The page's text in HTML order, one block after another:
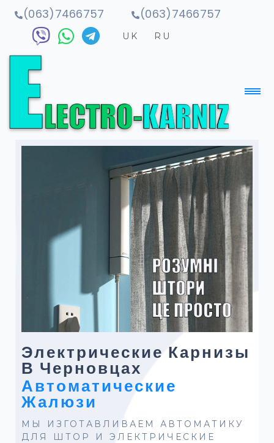
(063)7466757 (063)7466757
UK RU
Электрические Карнизы
В Черновцах
Автоматические
Жалюзи
МЫ ИЗГОТАВЛИВАЕМ АВТОМАТИКУ
ДЛЯ ШТОР И ЭЛЕКТРИЧЕСКИЕ